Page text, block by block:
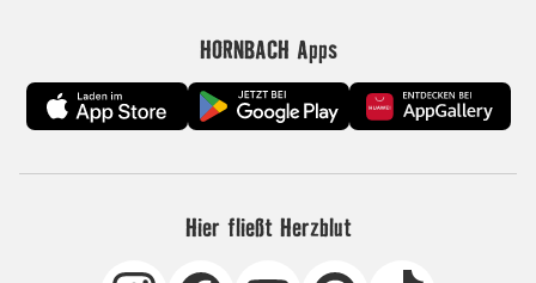
HORNBACH Apps
Hier fließt Herzblut